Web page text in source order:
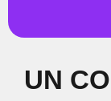
UN